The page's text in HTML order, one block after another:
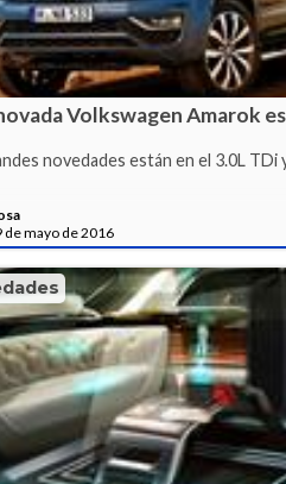
Volkswagen Amarok
novedades están en el 3.0L TDi
de mayo de 2016